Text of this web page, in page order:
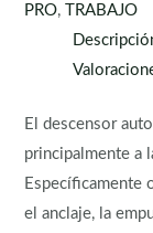
PRO,
TRABAJO
El descensor
principalmente a
Específicamente
el anclaje, la